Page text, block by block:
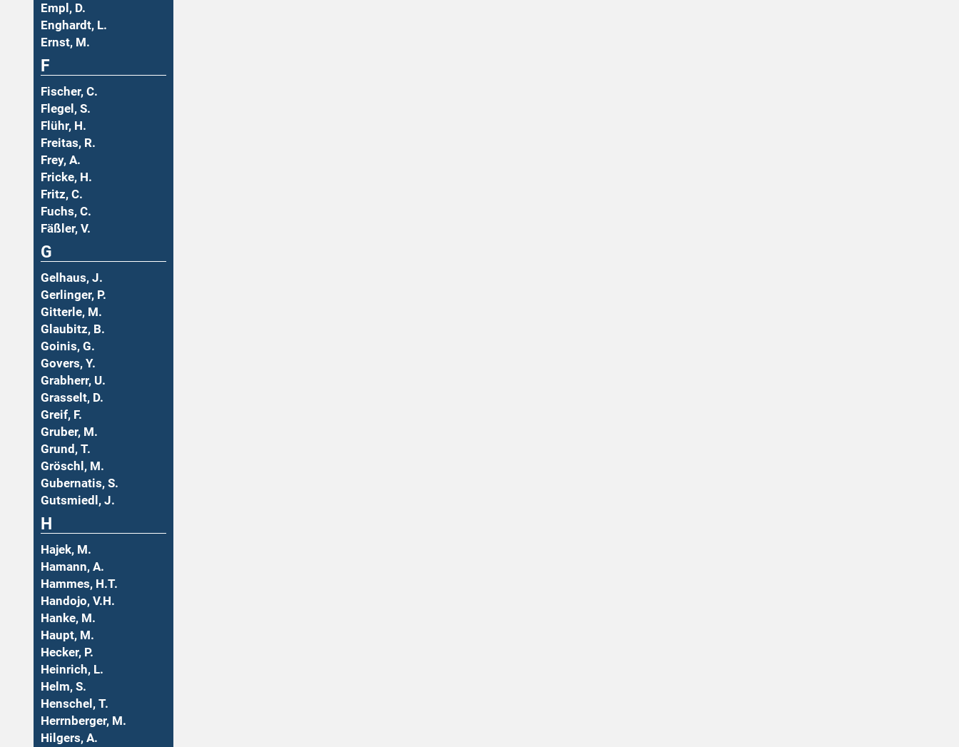
Empl, D.
Enghardt, L.
Ernst, M.
F
Fischer, C.
Flegel, S.
Flühr, H.
Freitas, R.
Frey, A.
Fricke, H.
Fritz, C.
Fuchs, C.
Fäßler, V.
G
Gelhaus, J.
Gerlinger, P.
Gitterle, M.
Glaubitz, B.
Goinis, G.
Govers, Y.
Grabherr, U.
Grasselt, D.
Greif, F.
Gruber, M.
Grund, T.
Gröschl, M.
Gubernatis, S.
Gutsmiedl, J.
H
Hajek, M.
Hamann, A.
Hammes, H.T.
Handojo, V.H.
Hanke, M.
Haupt, M.
Hecker, P.
Heinrich, L.
Helm, S.
Henschel, T.
Herrnberger, M.
Hilgers, A.